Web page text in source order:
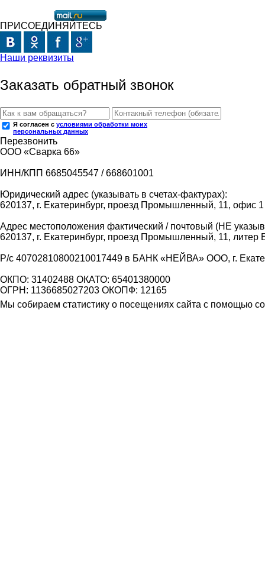
ПРИСОЕДИНЯЙТЕСЬ
Наши реквизиты
Заказать обратный звонок
Я согласен с условиями обработки моих
персональных данных
Перезвонить
ООО «Сварка 66»
ИНН/КПП 6685045547 / 668601001
Юридический адрес (указывать в счетах-фактурах):
620137, г. Екатеринбург, проезд Промышленный, 11, офис 1
Адрес местоположения фактический / почтовый (НЕ
620137, г. Екатеринбург, проезд Промышленный, 11, литер
Р/с 40702810800210017449 в БАНК «НЕЙВА» ООО, г.
ОКПО: 31402488 ОКАТО: 65401380000
ОГРН: 1136685027203 ОКОПФ: 12165
Мы собираем статистику о посещениях сайта с помощью